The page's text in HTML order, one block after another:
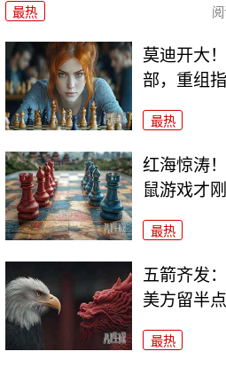
最热
莫迪开大
部，重组
最热
红海惊涛
鼠游戏才
最热
五箭齐发
美方留半
最热